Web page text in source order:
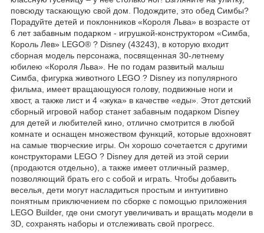
повсюду таскающую свой дом. Подождите, это обед Симбы?
Порадуйте детей и поклонников «Короля Льва» в возрасте от
6 лет забавным подарком - игрушкой-конструктором «Симба,
Король Лев» LEGO® ? Disney (43243), в которую входит
сборная модель персонажа, посвященная 30-летнему
юбилею «Короля Льва». Не по годам развитый малыш
Симба, фигурка животного LEGO ? Disney из популярного
фильма, имеет вращающуюся голову, подвижные ноги и
хвост, а также лист и 4 «жука» в качестве «еды». Этот детский
сборный игровой набор станет забавным подарком Disney
для детей и любителей кино, отлично смотрится в любой
комнате и оснащен множеством функций, которые вдохновят
на самые творческие игры. Он хорошо сочетается с другими
конструкторами LEGO ? Disney для детей из этой серии
(продаются отдельно), а также имеет отличный размер,
позволяющий брать его с собой и играть. Чтобы добавить
веселья, дети могут насладиться простым и интуитивно
понятным приключением по сборке с помощью приложения
LEGO Builder, где они смогут увеличивать и вращать модели в
3D, сохранять наборы и отслеживать свой прогресс.